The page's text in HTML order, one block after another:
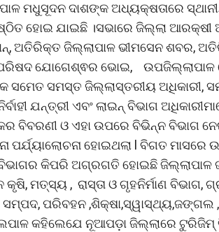
ମଧୁସୂଦନ ଦାଶଙ୍କ ଅଧ୍ୟକ୍ଷତାରେ
ହୋଇ ଯାଇଛି ।ସଭାରେ ଜିଲ୍ଲା
ଅତିରିକ୍ତ ଜିଲ୍ଲାପାଳ ଭୀମସେନ ଶବର,
ପରିଷଦ ଯୋଗେଶ୍ଵର ଭୋଇ, ଉପଜିଲ୍ଲାପାଳ
ସମେତ ସମସ୍ତ ଜିଲ୍ଲାସ୍ତରୀୟ ଅଧିକାରୀ,
ଯନ୍ତ୍ରୀ ଏବଂ ଲାଇନ୍ ବିଭାଗ
ବିବରଣୀ ଓ ଏହା ଉପରେ ବିଭିନ୍ନ ବିଭାଗ
ହୋଇଥଲା l ବିଗତ ମାସରେ
କିପରି ଅଗ୍ରଗତି ହୋଇଛି ଜିଲ୍ଲାପାଳ
ମତ୍ସ୍ୟ , ରାସ୍ତା ଓ ଗୃହନିର୍ମାଣ ବିଭାଗ,
ସମ୍ପଦ, ପରିବହନ
କହିଲେଯେ ନୂଆପଡ଼ା ଜିଲ୍ଲାରେ ଟୁରିଜିମ୍